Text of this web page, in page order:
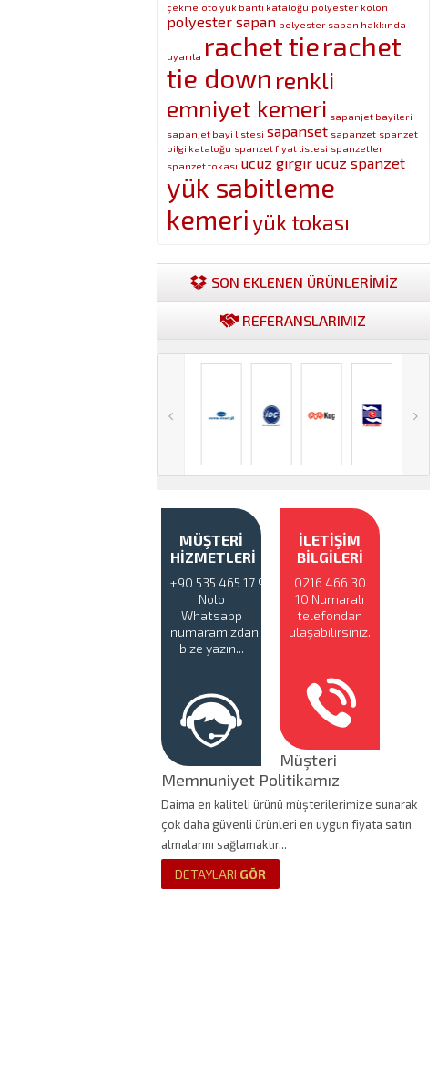
çekme oto yük bantı kataloğu polyester kolon
polyester sapan polyester sapan hakkında
uyarıla rachet tierachet
tie down renkli
emniyet kemeri sapanjet bayileri
sapanjet bayi listesi sapanset sapanzet spanzet
bilgi kataloğu spanzet fiyat listesi spanzetler
spanzet tokası ucuz gırgır ucuz spanzet
yük sabitleme
kemeriyük tokası
SON EKLENEN ÜRÜNLERİMİZ
REFERANSLARIMIZ
MÜŞTERİ
HİZMETLERİ
+90 535 465 17 94
Nolo
Whatsapp
numaramızdan
bize yazın...
İLETİŞİM
BİLGİLERİ
0216 466 30
10 Numaralı
telefondan
ulaşabilirsiniz.
Müşteri
Memnuniyet Politikamız
Daima en kaliteli ürünü müşterilerimize sunarak
çok daha güvenli ürünleri en uygun fiyata satın
almalarını sağlamaktır...
DETAYLARI GÖR